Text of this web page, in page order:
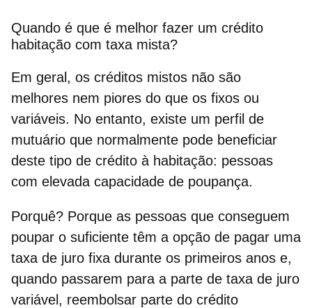
Quando é que é melhor fazer um crédito
habitação com taxa mista?
Em geral, os créditos mistos não são
melhores nem piores do que os fixos ou
variáveis. No entanto, existe um perfil de
mutuário que normalmente pode beneficiar
deste tipo de crédito à habitação: pessoas
com elevada capacidade de poupança.
Porquê? Porque as pessoas que conseguem
poupar o suficiente têm a opção de pagar uma
taxa de juro fixa durante os primeiros anos e,
quando passarem para a parte de taxa de juro
variável, reembolsar parte do crédito